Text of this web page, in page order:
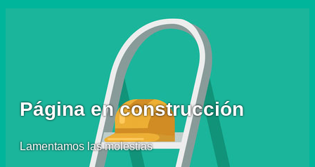
Página en construcción
Lamentamos las molestias